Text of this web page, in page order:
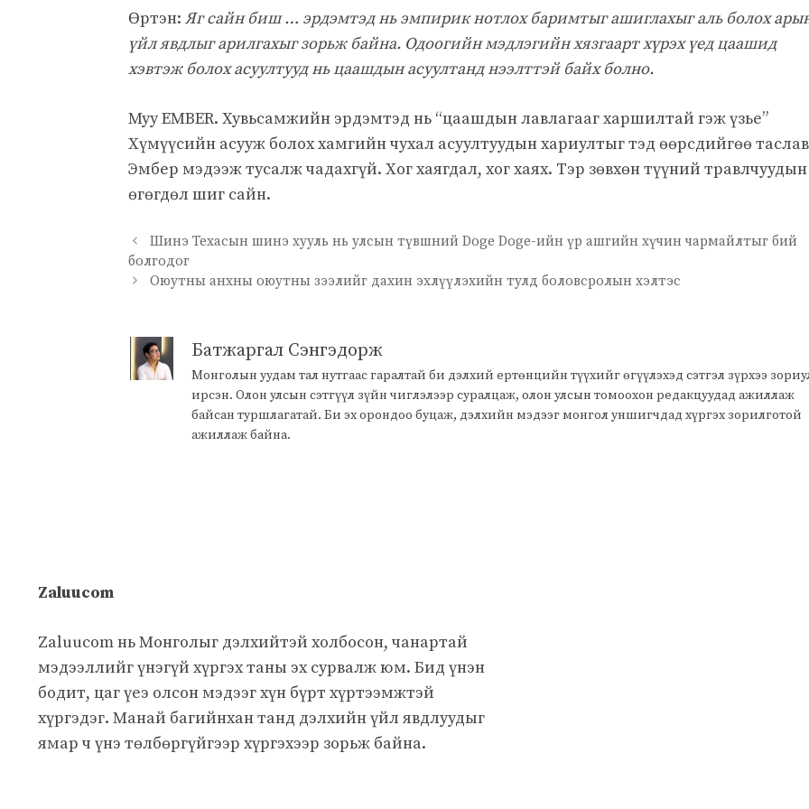
Өртэн: Яг сайн биш … эрдэмтэд нь эмпирик нотлох баримтыг ашиглахыг аль болох
үйл явдлыг арилгахыг зорьж байна. Одоогийн мэдлэгийн хязгаарт хүрэх үед цаашид
хэвтэж болох асуултууд нь цаашдын асуултанд нээлттэй байх болно.
Муу EMBER. Хувьсамжийн эрдэмтэд нь “цаашдын лавлагааг харшилтай гэж үзье”
Хүмүүсийн асууж болох хамгийн чухал асуултуудын хариултыг тэд өөрсдийгөө
Эмбер мэдээж тусалж чадахгүй. Хог хаягдал, хог хаях. Тэр зөвхөн түүний травлчуудын
өгөгдөл шиг сайн.
Шинэ Техасын шинэ хууль нь улсын түвшний Doge Doge-ийн үр ашгийн хүчин чармайлтыг бий
болгодог
Оюутны анхны оюутны зээлийг дахин эхлүүлэхийн тулд боловсролын хэлтэс
Батжаргал Сэнгэдорж
Монголын уудам тал нутгаас гаралтай би дэлхий ертөнцийн түүхийг өгүүлэхэд сэтгэл зүрхээ
ирсэн. Олон улсын сэтгүүл зүйн чиглэлээр суралцаж, олон улсын томоохон редакцуудад ажиллаж
байсан туршлагатай. Би эх орондоо буцаж, дэлхийн мэдээг монгол уншигчдад хүргэх зорилготой
ажиллаж байна.
Zaluucom
Zaluucom нь Монголыг дэлхийтэй холбосон, чанартай
мэдээллийг үнэгүй хүргэх таны эх сурвалж юм. Бид үнэн
бодит, цаг үеэ олсон мэдээг хүн бүрт хүртээмжтэй
хүргэдэг. Манай багийнхан танд дэлхийн үйл явдлуудыг
ямар ч үнэ төлбөргүйгээр хүргэхээр зорьж байна.